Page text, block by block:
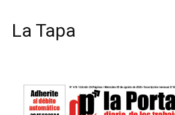
La Tapa